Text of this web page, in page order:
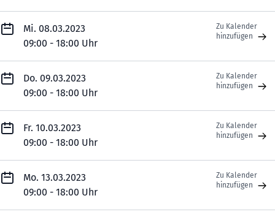
Mi. 08.03.2023
09:00 - 18:00 Uhr
Zu Kalender
hinzufügen
Do. 09.03.2023
09:00 - 18:00 Uhr
Zu Kalender
hinzufügen
Fr. 10.03.2023
09:00 - 18:00 Uhr
Zu Kalender
hinzufügen
Mo. 13.03.2023
09:00 - 18:00 Uhr
Zu Kalender
hinzufügen